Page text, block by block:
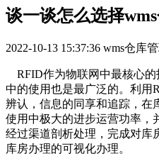
谈一谈怎么选择
2022-10-13 15:37:36 wms仓库
RFID作为物联网中最核心的
中的使用也是最广泛的。利用
辨认，信息的同享和追踪，在
使用中极大的进步运营功率，
经过渠道剖析处理，完成对库
库房办理的可视化办理。